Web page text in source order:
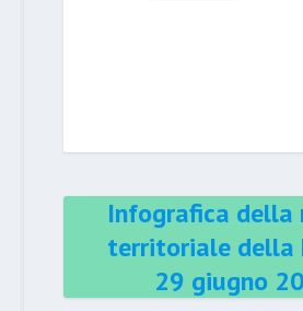
Infografica della
territoriale della
29 giugno